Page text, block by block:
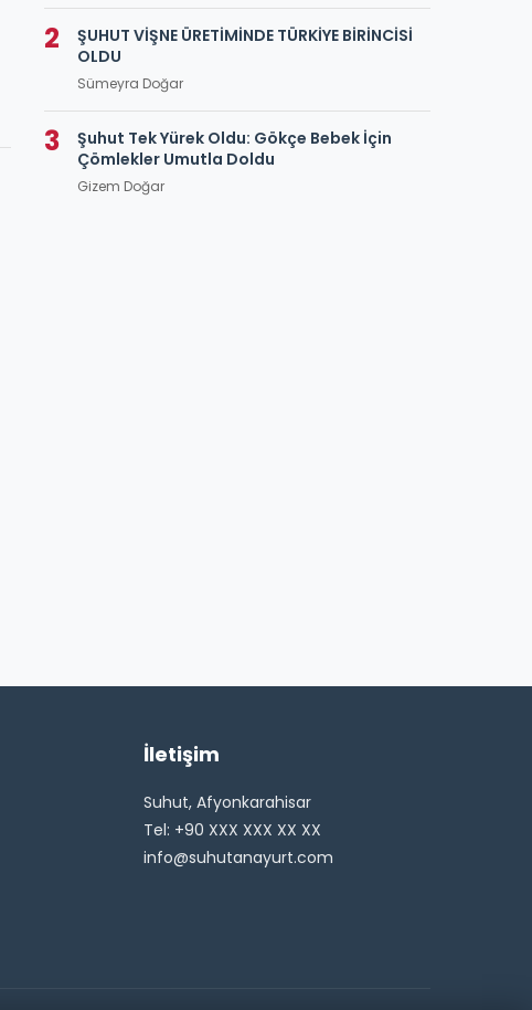
2
ŞUHUT VİŞNE ÜRETİMİNDE TÜRKİYE BİRİNCİSİ
OLDU
Sümeyra Doğar
3
Şuhut Tek Yürek Oldu: Gökçe Bebek İçin
Çömlekler Umutla Doldu
Gizem Doğar
İletişim
Suhut, Afyonkarahisar
Tel: +90 XXX XXX XX XX
info@suhutanayurt.com